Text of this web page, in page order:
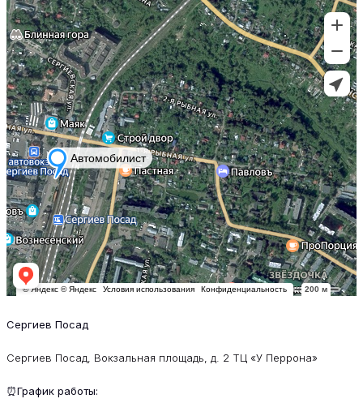
Сергиев Посад
Сергиев Посад, Вокзальная площадь, д. 2 ТЦ «У Перрона»
⏰График работы: